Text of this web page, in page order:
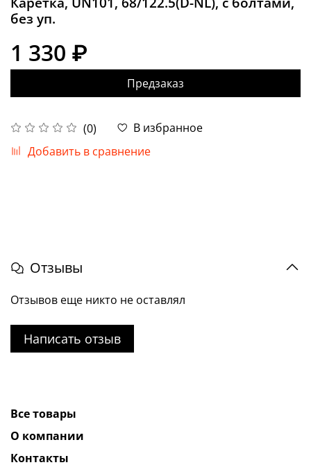
без уп.
(0)
В избранное
Добавить в сравнение
1 330 ₽
Предзаказ
Отзывы
Отзывов еще никто не оставлял
Написать отзыв
Все товары
О компании
Контакты